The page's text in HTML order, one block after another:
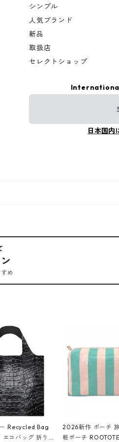
シンプル
人気ブランド
新品
取扱店
セレクトショップ
日本国内
め
Recycled Bag
エコバッグ 折りた
2026新作 ポーチ
粧ポーチ